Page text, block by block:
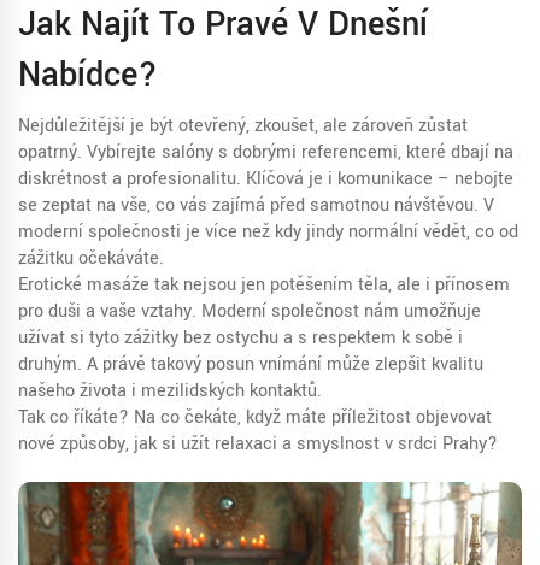
Jak Najít To Pravé V Dnešní
Nabídce?
Nejdůležitější je být otevřený, zkoušet, ale zároveň zůstat
opatrný. Vybírejte salóny s dobrými referencemi, které dbají na
diskrétnost a profesionalitu. Klíčová je i komunikace – nebojte
se zeptat na vše, co vás zajímá před samotnou návštěvou. V
moderní společnosti je více než kdy jindy normální vědět, co od
zážitku očekáváte.
Erotické masáže tak nejsou jen potěšením těla, ale i přínosem
pro duši a vaše vztahy. Moderní společnost nám umožňuje
užívat si tyto zážitky bez ostychu a s respektem k sobě i
druhým. A právě takový posun vnímání může zlepšit kvalitu
našeho života i mezilidských kontaktů.
Tak co říkáte? Na co čekáte, když máte příležitost objevovat
nové způsoby, jak si užít relaxaci a smyslnost v srdci Prahy?